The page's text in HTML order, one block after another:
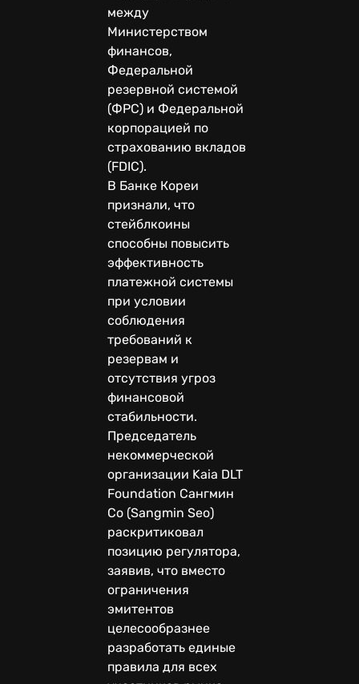
между
Министерством
финансов,
Федеральной
резервной системой
(ФРС) и Федеральной
корпорацией по
страхованию вкладов
(FDIC).
В Банке Кореи
признали, что
стейблкоины
способны повысить
эффективность
платежной системы
при условии
соблюдения
требований к
резервам и
отсутствия угроз
финансовой
стабильности.
Председатель
некоммерческой
организации Kaia DLT
Foundation Сангмин
Со (Sangmin Seo)
раскритиковал
позицию регулятора,
заявив, что вместо
ограничения
эмитентов
целесообразнее
разработать единые
правила для всех